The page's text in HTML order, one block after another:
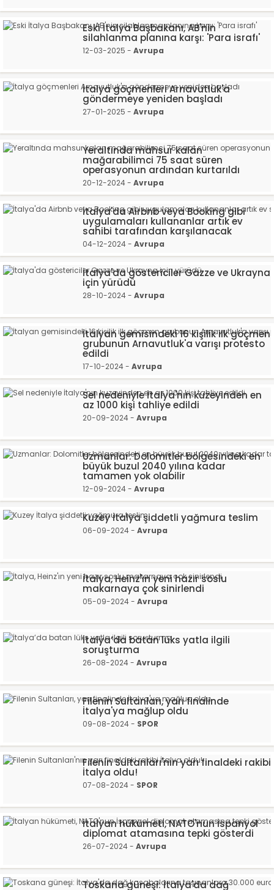
Eski İtalya Başbakanı, AB'nin
silahlanma planına karşı: 'Para israfı'
12-03-2025 - Avrupa
İtalya göçmenleri Arnavutluk'a
göndermeye yeniden başladı
27-01-2025 - Avrupa
Yeraltında mahsur kalan
mağarabilimci 75 saat süren
operasyonun ardından kurtarıldı
20-12-2024 - Avrupa
İtalya'da Airbnb veya Booking gibi
uygulamaları kullananlar artık ev
sahibi tarafından karşılanacak
04-12-2024 - Avrupa
İtalya'da göstericiler Gazze ve Ukrayna
için yürüdü
28-10-2024 - Avrupa
İtalyan gemisindeki 16 kişilik ilk göçmen
grubunun Arnavutluk'a varışı protesto
edildi
17-10-2024 - Avrupa
Sel nedeniyle İtalya'nın kuzeyinden en
az 1000 kişi tahliye edildi
20-09-2024 - Avrupa
Uzmanlar: Dolomitler bölgesindeki en
büyük buzul 2040 yılına kadar
tamamen yok olabilir
12-09-2024 - Avrupa
Kuzey İtalya şiddetli yağmura teslim
06-09-2024 - Avrupa
İtalya, Heinz'ın yeni hazır soslu
makarnaya çok sinirlendi
05-09-2024 - Avrupa
İtalya’da batan lüks yatla ilgili
soruşturma
26-08-2024 - Avrupa
Filenin Sultanları, yarı finalinde
İtalya'ya mağlup oldu
09-08-2024 - SPOR
Filenin Sultanları'nın yarı finaldeki rakibi
İtalya oldu!
07-08-2024 - SPOR
İtalyan hükümeti, NATO'nun İspanyol
diplomat atamasına tepki gösterdi
26-07-2024 - Avrupa
Toskana güneşi: İtalya'da dağ